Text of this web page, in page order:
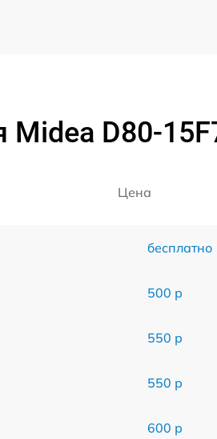
D80-
Цена
бесплатно
500 р
550 р
550 р
600 р